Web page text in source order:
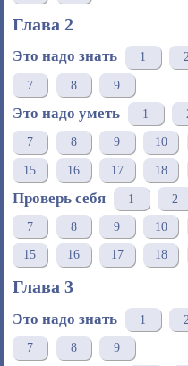
Глава 2
Это надо знать 1
7 8 9
Это надо уметь 1
7 8 9 10
15 16 17 18
Проверь себя 1 2
7 8 9 10
15 16 17 18
Глава 3
Это надо знать 1 2
7 8 9